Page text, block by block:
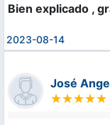
Bien explicado ,
2023-08-14
José